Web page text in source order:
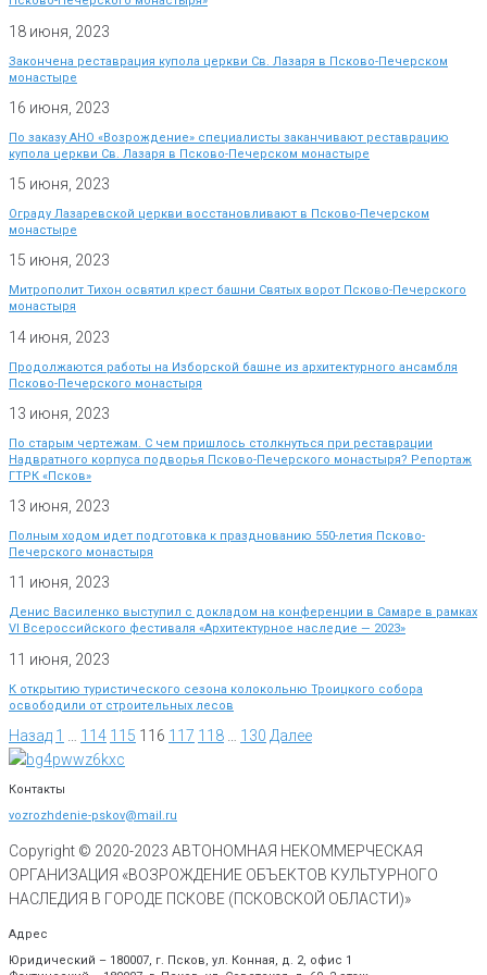
18 июня, 2023
Закончена реставрация купола церкви Св. Лазаря в Псково-Печерском
монастыре
16 июня, 2023
По заказу АНО «Возрождение» специалисты заканчивают реставрацию
купола церкви Св. Лазаря в Псково-Печерском монастыре
15 июня, 2023
Ограду Лазаревской церкви восстановливают в Псково-Печерском
монастыре
15 июня, 2023
Митрополит Тихон освятил крест башни Святых ворот Псково-Печерского
монастыря
14 июня, 2023
Продолжаются работы на Изборской башне из архитектурного ансамбля
Псково-Печерского монастыря
13 июня, 2023
По старым чертежам. С чем пришлось столкнуться при реставрации
Надвратного корпуса подворья Псково-Печерского монастыря? Репортаж
ГТРК «Псков»
13 июня, 2023
Полным ходом идет подготовка к празднованию 550-летия Псково-
Печерского монастыря
11 июня, 2023
Денис Василенко выступил с докладом на конференции в Самаре в рамках
VI Всероссийского фестиваля «Архитектурное наследие — 2023»
11 июня, 2023
К открытию туристического сезона колокольню Троицкого собора
освободили от строительных лесов
Назад 1 114 115 116 117 118 130 Далее
Контакты
vozrozhdenie-pskov@mail.ru
Copyright © 2020-2023 АВТОНОМНАЯ НЕКОММЕРЧЕСКАЯ
ОРГАНИЗАЦИЯ «ВОЗРОЖДЕНИЕ ОБЪЕКТОВ КУЛЬТУРНОГО
НАСЛЕДИЯ В ГОРОДЕ ПСКОВЕ (ПСКОВСКОЙ ОБЛАСТИ)»
Адрес
Юридический – 180007, г. Псков, ул. Конная, д. 2, офис 1